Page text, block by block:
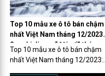
Top 10 mẫu xe ô tô bán chậm
nhất Việt Nam tháng 12/2023:
Suzuki Jimny “đội sổ” tháng
thứ 2 liên tiếp
Top 10 mẫu xe ô tô bán chậm
nhất Việt Nam tháng 12/2023: